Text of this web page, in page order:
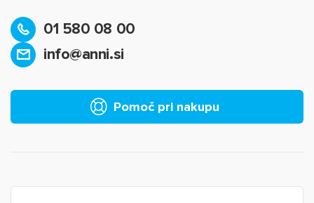
01 580 08 00
info@anni.si
Pomoč pri nakupu